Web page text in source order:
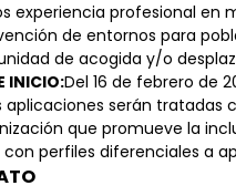
experiencia profesional en
de entornos para
de acogida y/o
INICIO:Del 16 de febrero de
aplicaciones serán tratadas
que promueve la
con perfiles diferenciales a